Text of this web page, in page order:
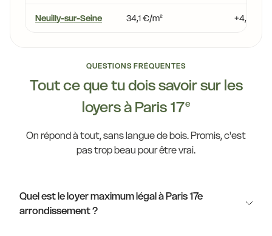
Neuilly-sur-Seine 34,1 €/m² +4,3 %
QUESTIONS FRÉQUENTES
Tout ce que tu dois savoir sur les
loyers àParis 17e
On répond à tout, sans langue de bois. Promis, c'est
pas trop beau pour être vrai.
Quel est le loyer maximum légal à Paris 17e
arrondissement ?